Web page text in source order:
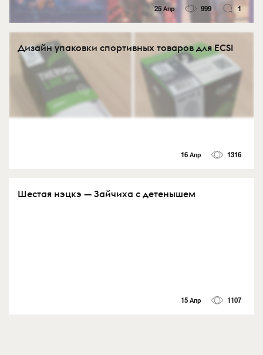
25 Апр 999 1
Дизайн упаковки спортивных товаров для ECSI
16 Апр 1316
Шестая нэцкэ — Зайчиха с детенышем
15 Апр 1107